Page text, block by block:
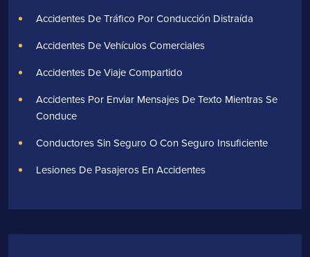
Accidentes De Tráfico Por Conducción Distraída
Accidentes De Vehículos Comerciales
Accidentes De Viaje Compartido
Accidentes Por Enviar Mensajes De Texto Mientras Se
Conduce
Conductores Sin Seguro O Con Seguro Insuficiente
Lesiones De Pasajeros En Accidentes